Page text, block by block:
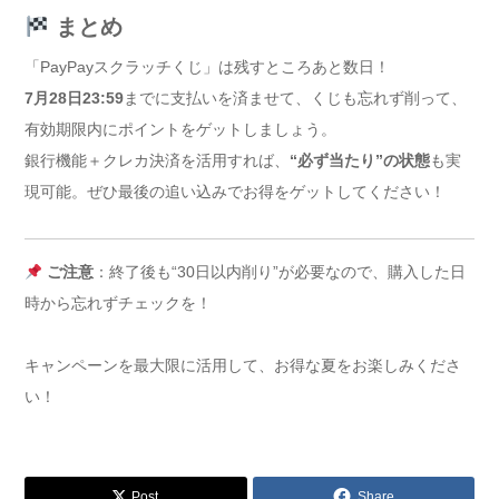
まとめ
「PayPayスクラッチくじ」は残すところあと数日！
7月28日23:59までに支払いを済ませて、くじも忘れず削って、
有効期限内にポイントをゲットしましょう。
銀行機能＋クレカ決済を活用すれば、 “必ず当たり”の状態も実
現可能。ぜひ最後の追い込みでお得をゲットしてください！
ご注意：終了後も“30日以内削り”が必要なので、購入した日
時から忘れずチェックを！
キャンペーンを最大限に活用して、お得な夏をお楽しみくださ
い！